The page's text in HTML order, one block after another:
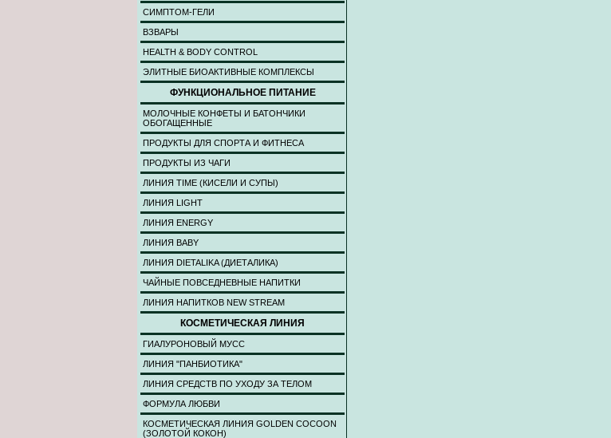
СИМПТОМ-ГЕЛИ
ВЗВАРЫ
HEALTH & BODY CONTROL
ЭЛИТНЫЕ БИОАКТИВНЫЕ КОМПЛЕКСЫ
ФУНКЦИОНАЛЬНОЕ ПИТАНИЕ
МОЛОЧНЫЕ КОНФЕТЫ И БАТОНЧИКИ
ОБОГАЩЕННЫЕ
ПРОДУКТЫ ДЛЯ СПОРТА И ФИТНЕСА
ПРОДУКТЫ ИЗ ЧАГИ
ЛИНИЯ TIME (КИСЕЛИ И СУПЫ)
ЛИНИЯ LIGHT
ЛИНИЯ ENERGY
ЛИНИЯ BABY
ЛИНИЯ DIETALIKA (ДИЕТАЛИКА)
ЧАЙНЫЕ ПОВСЕДНЕВНЫЕ НАПИТКИ
ЛИНИЯ НАПИТКОВ NEW STREAM
КОСМЕТИЧЕСКАЯ ЛИНИЯ
ГИАЛУРОНОВЫЙ МУСС
ЛИНИЯ "ПАНБИОТИКА"
ЛИНИЯ СРЕДСТВ ПО УХОДУ ЗА ТЕЛОМ
ФОРМУЛА ЛЮБВИ
КОСМЕТИЧЕСКАЯ ЛИНИЯ GOLDEN COCOON
(ЗОЛОТОЙ КОКОН)